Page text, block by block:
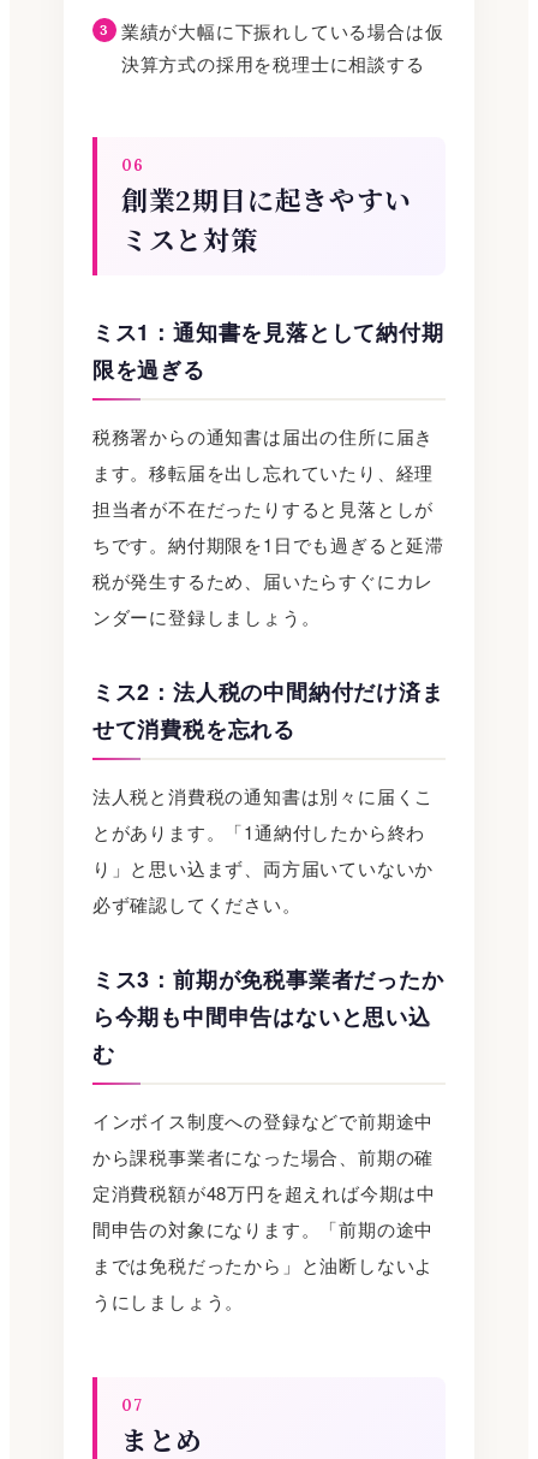
業績が大幅に下振れしている場合は仮
決算方式の採用を税理士に相談する
06
創業2期目に起きやすい
ミスと対策
ミス1：通知書を見落として納付期
限を過ぎる
税務署からの通知書は届出の住所に届き
ます。移転届を出し忘れていたり、経理
担当者が不在だったりすると見落としが
ちです。納付期限を1日でも過ぎると延滞
税が発生するため、届いたらすぐにカレ
ンダーに登録しましょう。
ミス2：法人税の中間納付だけ済ま
せて消費税を忘れる
法人税と消費税の通知書は別々に届くこ
とがあります。「1通納付したから終わ
り」と思い込まず、両方届いていないか
必ず確認してください。
ミス3：前期が免税事業者だったか
ら今期も中間申告はないと思い込
む
インボイス制度への登録などで前期途中
から課税事業者になった場合、前期の確
定消費税額が48万円を超えれば今期は中
間申告の対象になります。「前期の途中
までは免税だったから」と油断しないよ
うにしましょう。
07
まとめ